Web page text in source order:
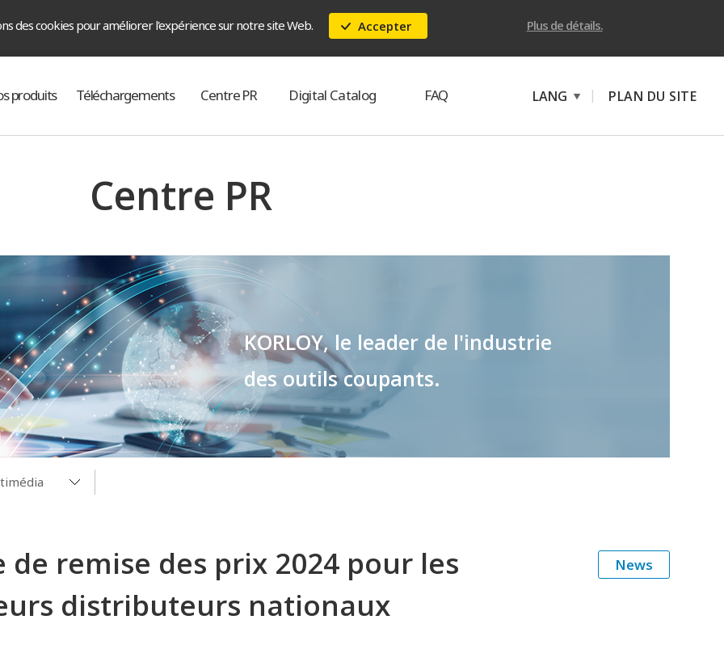
des cookies pour améliorer l'expérience sur notre site Web. Accepter Plus de détails.
produits Téléchargements Centre PR Digital Catalog FAQ LANG | PLAN DU SITE
Centre PR
KORLOY, le leader de l'industrie
des outils coupants.
News
de remise des prix 2024 pour les
distributeurs nationaux